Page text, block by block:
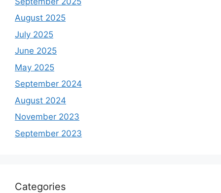
August 2025
July 2025
June 2025
May 2025
September 2024
August 2024
November 2023
September 2023
Categories